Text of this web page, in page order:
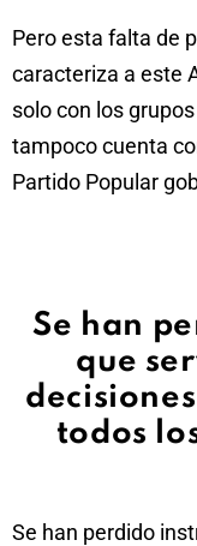
Pero esta falta de
caracteriza a este
solo con los
tampoco cuenta
Partido Popular
Se han
que
todos
Se han perdido